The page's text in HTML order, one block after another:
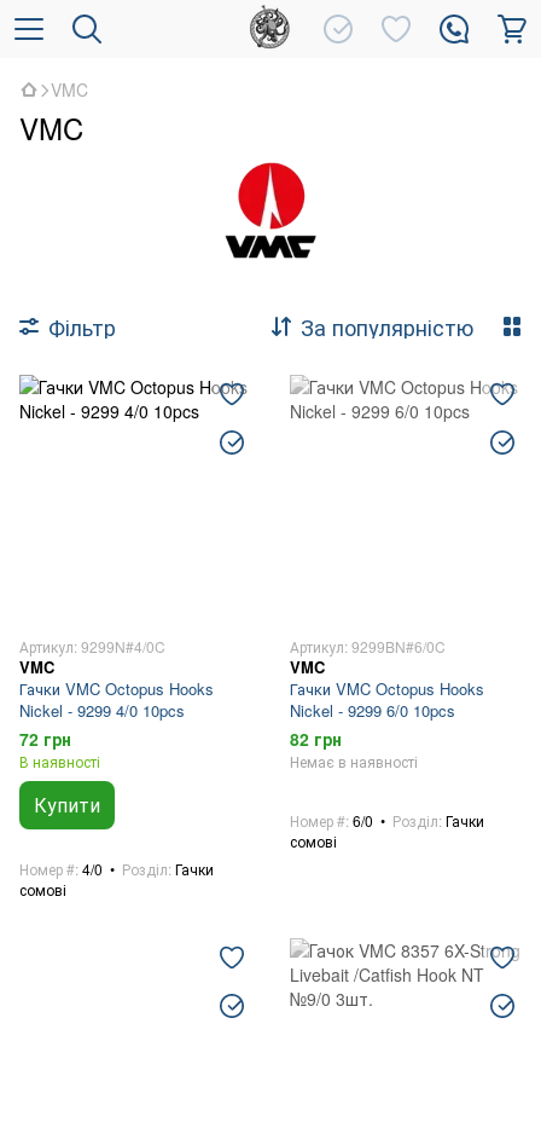
VMC
VMC
Фільтр За популярністю
Артикул: 9299N#4/0C
VMC
Гачки VMC Octopus Hooks
Nickel - 9299 4/0 10pcs
72 грн
В наявності
Купити
Номер # 4/0 Розділ Гачки
сомові
Артикул: 9299BN#6/0C
VMC
Гачки VMC Octopus Hooks
Nickel - 9299 6/0 10pcs
82 грн
Немає в наявності
Номер # 6/0 Розділ Гачки
сомові